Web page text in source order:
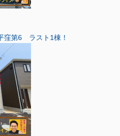
窪第6 ラスト1棟！